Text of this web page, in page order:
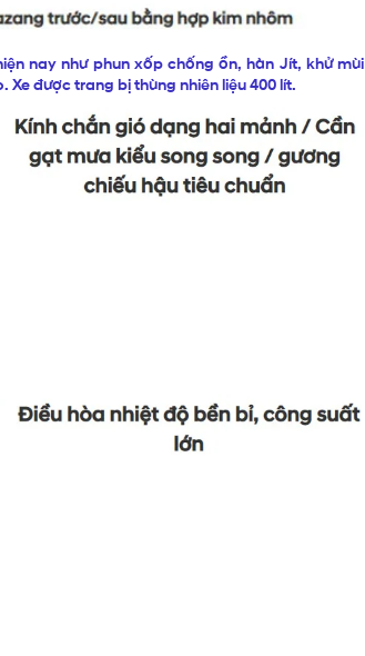
nay như phun xốp chống ồn, hàn Jít, khử mùi
được trang bị thùng nhiên liệu 400 lít.